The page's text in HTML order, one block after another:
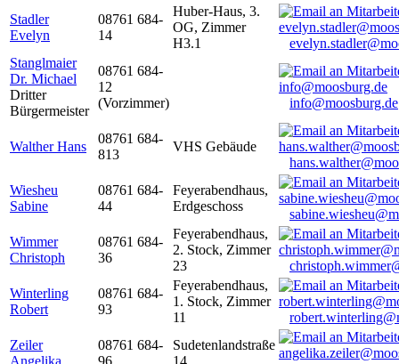
Stadler
Evelyn
08761 684-
14
Huber-Haus, 3.
OG, Zimmer
H3.1
Stanglmaier
Dr. Michael
Dritter
Bürgermeister
08761 684-
12
(Vorzimmer)
info@moosburg.de
Walther Hans
08761 684-
813
VHS Gebäude
Wiesheu
Sabine
08761 684-
44
Feyerabendhaus,
Erdgeschoss
Wimmer
Christoph
08761 684-
36
Feyerabendhaus,
2. Stock, Zimmer
23
Winterling
Robert
08761 684-
93
Feyerabendhaus,
1. Stock, Zimmer
11
Zeiler
Angelika
08761 684-
96
Sudetenlandstraße
14